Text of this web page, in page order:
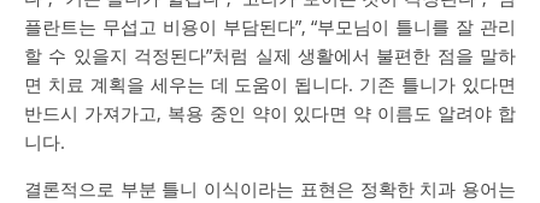
플란트는 무섭고 비용이 부담된다”, “부모님이 틀니를 잘 관리
할 수 있을지 걱정된다”처럼 실제 생활에서 불편한 점을 말하
면 치료 계획을 세우는 데 도움이 됩니다. 기존 틀니가 있다면
반드시 가져가고, 복용 중인 약이 있다면 약 이름도 알려야 합
니다.
결론적으로 부분 틀니 이식이라는 표현은 정확한 치과 용어는